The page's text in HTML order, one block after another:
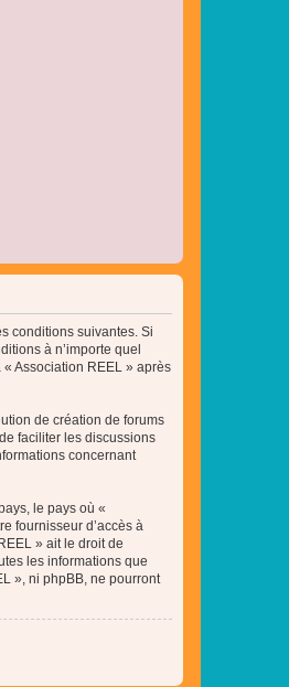
conditions suivantes. Si
à n’importe quel
Association REEL » après
de création de forums
faciliter les discussions
concernant
le pays où «
fournisseur d’accès à
» ait le droit de
les informations que
», ni phpBB, ne pourront